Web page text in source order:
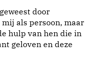
door
als persoon, maar
hulp van hen die in
geloven en deze